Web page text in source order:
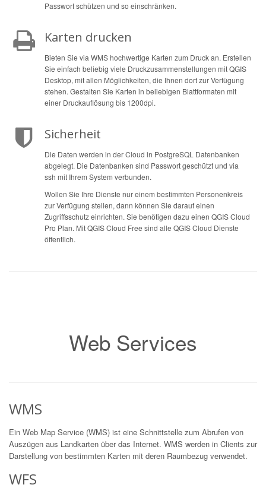
Passwort schützen und so einschränken.
Karten drucken
Bieten Sie via WMS hochwertige Karten zum Druck an. Erstellen
Sie einfach beliebig viele Druckzusammenstellungen mit QGIS
Desktop, mit allen Möglichkeiten, die Ihnen dort zur Verfügung
stehen. Gestalten Sie Karten in beliebigen Blattformaten mit
einer Druckauflösung bis 1200dpi.
Sicherheit
Die Daten werden in der Cloud in PostgreSQL Datenbanken
abgelegt. Die Datenbanken sind Passwort geschützt und via
ssh mit Ihrem System verbunden.
Wollen Sie Ihre Dienste nur einem bestimmten Personenkreis
zur Verfügung stellen, dann können Sie darauf einen
Zugriffsschutz einrichten. Sie benötigen dazu einen QGIS Cloud
Pro Plan. Mit QGIS Cloud Free sind alle QGIS Cloud Dienste
öffentlich.
Web Services
WMS
Ein Web Map Service (WMS) ist eine Schnittstelle zum Abrufen von
Auszügen aus Landkarten über das Internet. WMS werden in Clients zur
Darstellung von bestimmten Karten mit deren Raumbezug verwendet.
WFS